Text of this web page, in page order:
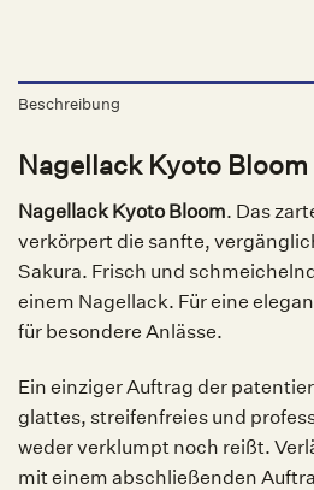
Beschreibung
Nagellack Kyoto Bloom
Nagellack Kyoto Bloom. Das
verkörpert die sanfte,
Sakura. Frisch und
einem Nagellack. Für eine
für besondere Anlässe.
Ein einziger Auftrag der
glattes, streifenfreies und
weder verklumpt noch reißt.
mit einem abschließenden